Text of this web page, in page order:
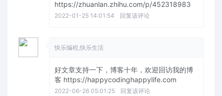
https://zhuanlan.zhihu.com/p/452318983
2022-01-25 14:01:54 回复该评论
快乐编程,快乐生活
好文章支持一下，博客十年，欢迎回访我的博
客 https://happycodinghappylife.com
2022-06-26 05:01:25 回复该评论